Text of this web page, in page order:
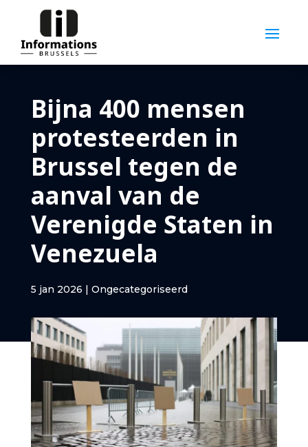
Bijna 400 mensen
protesteerden in
Brussel tegen de
aanval van de
Verenigde Staten in
Venezuela
5 jan 2026 | Ongecategoriseerd